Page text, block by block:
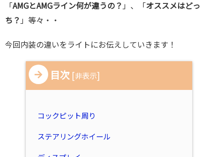
「AMGとAMGライン何が違うの？ 」、「オススメはどっ
ち？ 」等々・・
今回内装の違いをライトにお伝えしていきます！
目次 [非表示]
コックピット周り
ステアリングホイール